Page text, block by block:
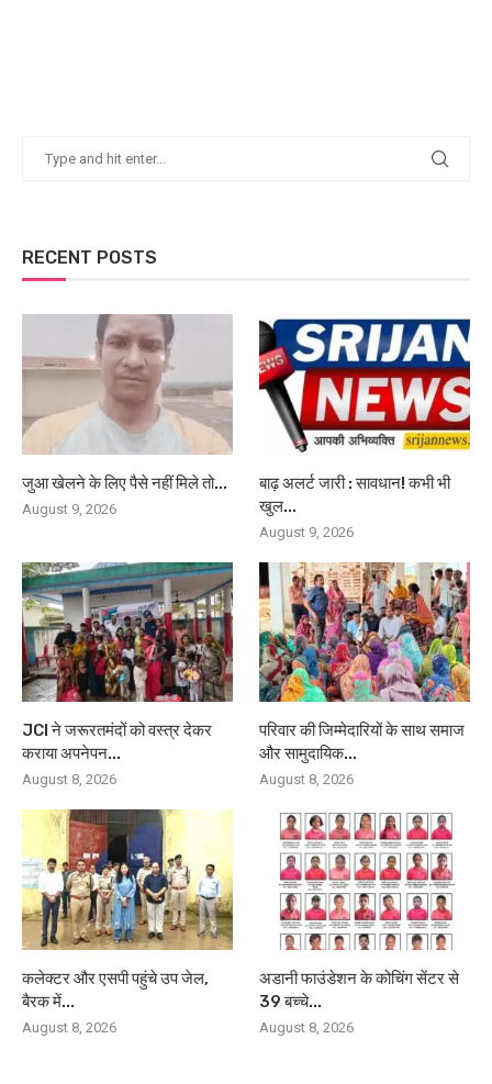
RECENT POSTS
जुआ खेलने के लिए पैसे नहीं मिले तो...
August 9, 2026
बाढ़ अलर्ट जारी : सावधान! कभी भी
खुल...
August 9, 2026
JCI ने जरूरतमंदों को वस्त्र देकर
कराया अपनेपन...
August 8, 2026
परिवार की जिम्मेदारियों के साथ समाज
और सामुदायिक...
August 8, 2026
कलेक्टर और एसपी पहुंचे उप जेल,
बैरक में...
August 8, 2026
अडानी फाउंडेशन के कोचिंग सेंटर से
39 बच्चे...
August 8, 2026